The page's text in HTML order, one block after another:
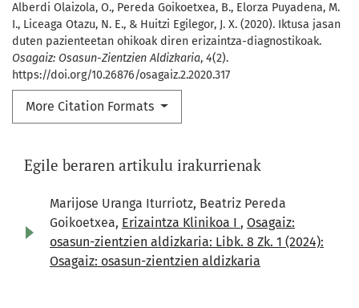
Alberdi Olaizola, O., Pereda Goikoetxea, B., Elorza Puyadena, M.
I., Liceaga Otazu, N. E., & Huitzi Egilegor, J. X. (2020). Iktusa jasan
duten pazienteetan ohikoak diren erizaintza-diagnostikoak.
Osagaiz: Osasun-Zientzien Aldizkaria, 4(2).
https://doi.org/10.26876/osagaiz.2.2020.317
More Citation Formats
Egile beraren artikulu irakurrienak
Marijose Uranga Iturriotz, Beatriz Pereda
Goikoetxea, Erizaintza Klinikoa I , Osagaiz:
osasun-zientzien aldizkaria: Libk. 8 Zk. 1 (2024):
Osagaiz: osasun-zientzien aldizkaria